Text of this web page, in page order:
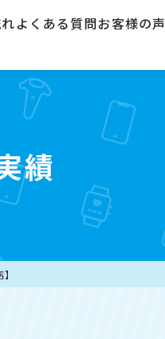
よくある質問お客様の声
績